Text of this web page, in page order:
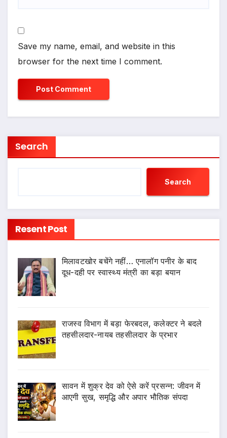
Save my name, email, and website in this
browser for the next time I comment.
Search
Search
Resent Post
मिलावटखोर बचेंगे नहीं… एनालॉग पनीर के बाद
दूध-दही पर स्वास्थ्य मंत्री का बड़ा बयान
राजस्व विभाग में बड़ा फेरबदल, कलेक्टर ने बदले
तहसीलदार-नायब तहसीलदार के प्रभार
सावन में शुक्र देव को ऐसे करें प्रसन्न: जीवन में
आएगी सुख, समृद्धि और अपार भौतिक संपदा